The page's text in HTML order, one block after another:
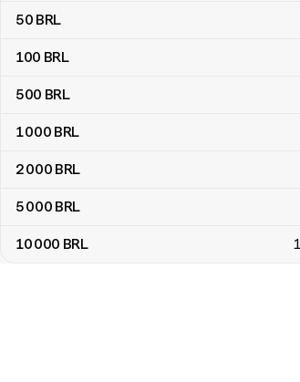
50 BRL
100 BRL
500 BRL
1 000 BRL
2 000 BRL
5 000 BRL
10 000 BRL